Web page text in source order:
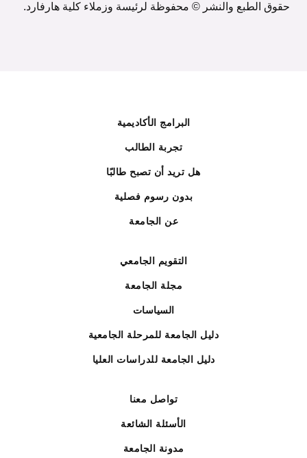
حقوق الطبع والنشر © محفوظة لرئيسة وزملاء كلية هارفارد.
البرامج الأكاديمية
تجربة الطالب
هل تريد أن تصبح طالبًا
بدون رسوم فصلية
عن الجامعة
التقويم الجامعي
مجلة الجامعة
السياسات
دليل الجامعة للمرحلة الجامعية
دليل الجامعة للدراسات العليا
تواصل معنا
الأسئلة الشائعة
مدونة الجامعة